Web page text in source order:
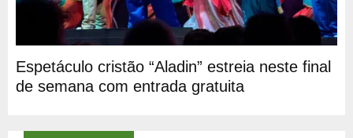
Espetáculo cristão “Aladin” estreia neste final
de semana com entrada gratuita